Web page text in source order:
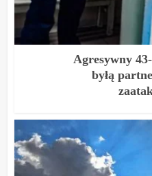
Agresywny
byłą